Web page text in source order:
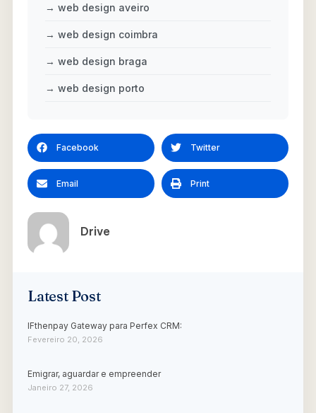
→ web design aveiro
→ web design coimbra
→ web design braga
→ web design porto
Facebook Twitter
Email Print
Drive
Latest Post
IFthenpay Gateway para Perfex CRM:
Fevereiro 20, 2026
Emigrar, aguardar e empreender
Janeiro 27, 2026